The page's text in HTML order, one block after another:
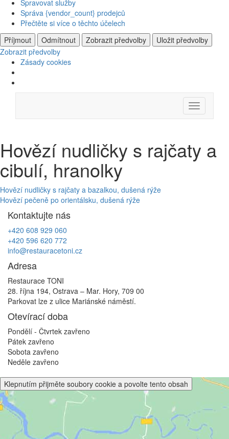
Spravovat služby
Správa {vendor_count} prodejců
Přečtěte si více o těchto účelech
Příjmout
Odmítnout Zobrazit předvolby
Uložit předvolby
Zobrazit předvolby
Zásady cookies
content
Menu
Hovězí nudličky s rajčaty a
cibulí, hranolky
Navigace
pro
příspěvek
Hovězí nudličky s rajčaty a bazalkou, dušená rýže
Hovězí pečeně po orientálsku, dušená rýže
Kontaktujte nás
+420 608 929 060
+420 596 620 772
info@restauracetoni.cz
Adresa
Restaurace TONI
28. října 194, Ostrava – Mar. Hory, 709 00
Parkovat lze z ulice Mariánské náměstí.
Otevírací doba
Pondělí - Čtvrtek zavřeno
Pátek zavřeno
Sobota zavřeno
Neděle zavřeno
Klepnutím přijměte soubory cookie a povolte tento obsah